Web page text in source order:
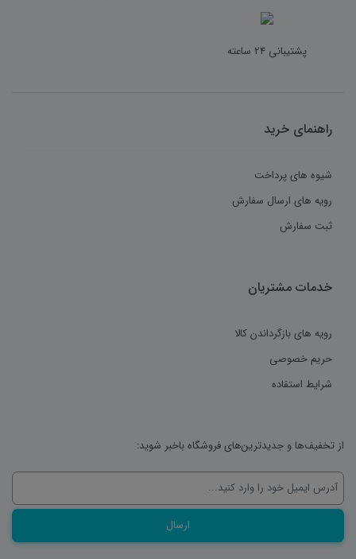
پشتیبانی 24 ساعته
راهنمای خرید
شیوه های پرداخت
رویه های ارسال سفارش
ثبت سفارش
خدمات مشتریان
رویه های بازگرداندن کالا
حریم خصوصی
شرایط استفاده
از تخفیف‌ها و جدیدترین‌های فروشگاه باخبر شوید: